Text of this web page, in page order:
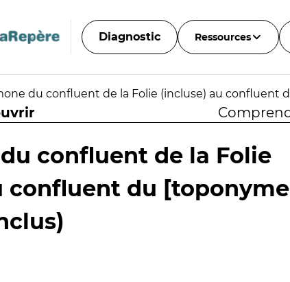
Diagnostic Ressources
du confluent de la Folie (incluse) au confluent
confluent de la Folie
confluent du [toponyme